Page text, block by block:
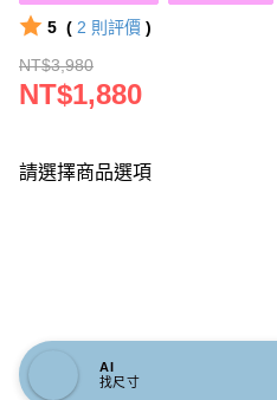
5 ( 2 則評價 )
NT$3,980
NT$1,880
請選擇商品選項
AI
找尺寸